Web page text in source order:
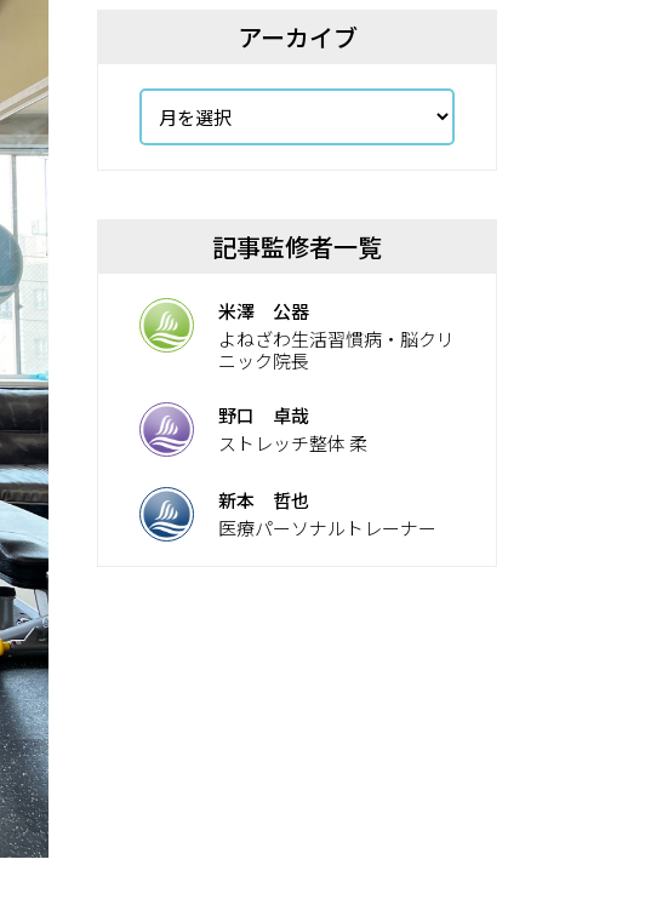
アーカイブ
記事監修者一覧
米澤 公器
よねざわ生活習慣病・脳クリ
ニック院長
野口 卓哉
ストレッチ整体 柔
新本 哲也
医療パーソナルトレーナー